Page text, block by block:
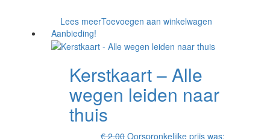
Lees meerToevoegen aan winkelwagen
Aanbieding!
Kerstkaart – Alle
wegen leiden naar
thuis
€2,00 Oorspronkelijke prijs was: